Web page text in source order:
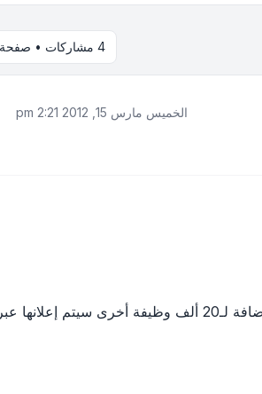
4 مشاركات • صفحة
الخميس مارس 15, 2012 2:21 pm
كشف والي الخرطوم عن اعتماد ولايته لـ5 الاف وظيفة حكومية للشباب يبدأ التقديم لها فى شهر أبريل المقبل اضافة لـ20 ألف وظيفة أخرى سيتم إعلانها عبر